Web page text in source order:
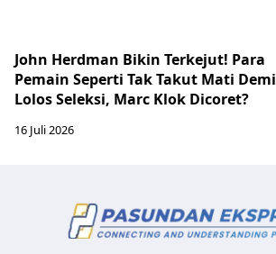
John Herdman Bikin Terkejut! Para
Pemain Seperti Tak Takut Mati Demi
Lolos Seleksi, Marc Klok Dicoret?
16 Juli 2026